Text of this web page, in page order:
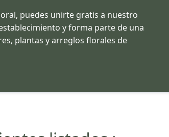
puedes unirte gratis a nuestro
y forma parte de una
plantas y arreglos florales de